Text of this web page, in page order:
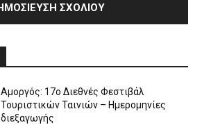
Αμοργός: 17ο Διεθνές Φεστιβάλ
Τουριστικών Ταινιών – Ημερομηνίες
διεξαγωγής